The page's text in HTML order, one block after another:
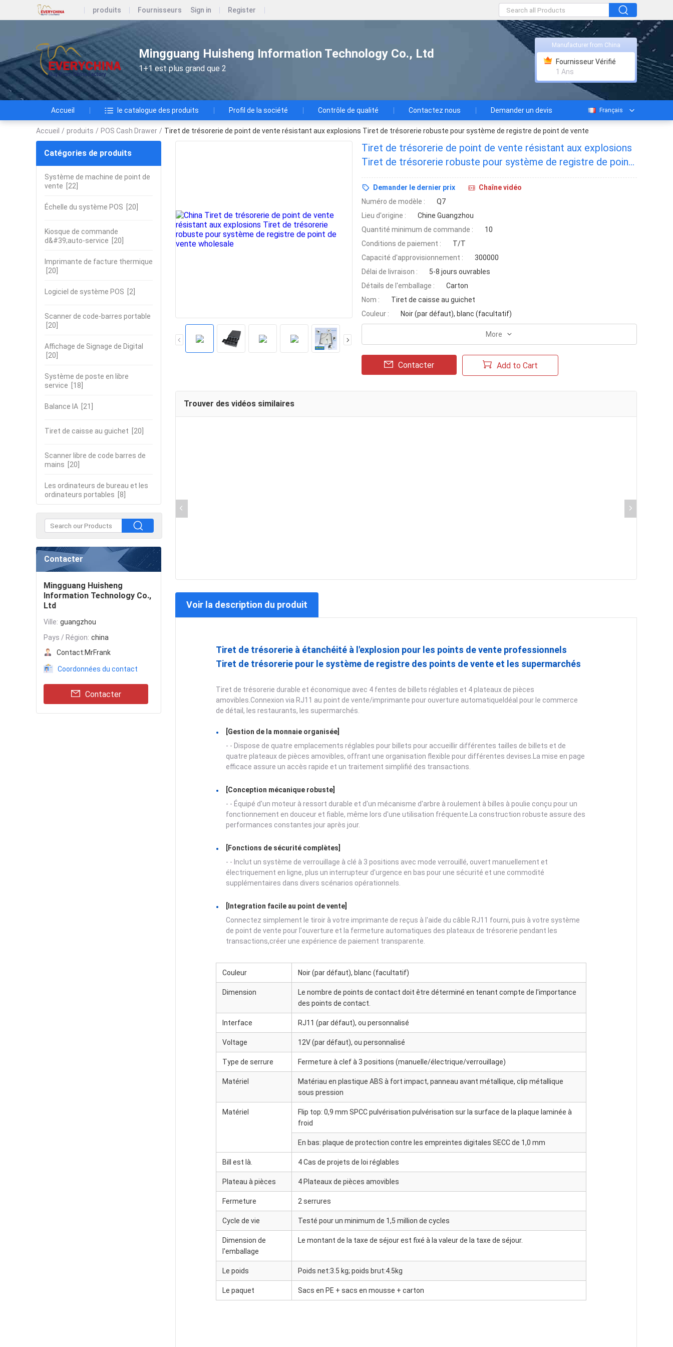
produits Fournisseurs Sign in Register
Mingguang Huisheng Information Technology Co., Ltd
1+1 est plus grand que 2
Manufacturer from China
Fournisseur Vérifié
1 Ans
Accueil le catalogue des produits Profil de la société Contrôle de qualité Contactez nous Demander un devis Français
Accueil / produits / POS Cash Drawer / Tiret de trésorerie de point de vente résistant aux explosions Tiret de trésorerie robuste pour système de registre de point de vente
Catégories de produits
Système de machine de point de
vente [22]
Échelle du système POS [20]
Kiosque de commande
d&#39;auto-service [20]
Imprimante de facture thermique
[20]
Logiciel de système POS [2]
Scanner de code-barres portable
[20]
Affichage de Signage de Digital
[20]
Système de poste en libre
service [18]
Balance IA [21]
Tiret de caisse au guichet [20]
Scanner libre de code barres de
mains [20]
Les ordinateurs de bureau et les
ordinateurs portables [8]
Contacter
Mingguang Huisheng
Information Technology Co.,
Ltd
Ville: guangzhou
Pays / Région: china
Contact:MrFrank
Coordonnées du contact
Contacter
Tiret de trésorerie de point de vente résistant aux explosions
Tiret de trésorerie robuste pour système de registre de point
de vente
Demander le dernier prix
Chaîne vidéo
Numéro de modèle :
Q7
Lieu d'origine :
Chine Guangzhou
Quantité minimum de commande :
10
Conditions de paiement :
T/T
Capacité d'approvisionnement :
300000
Délai de livraison :
5-8 jours ouvrables
Détails de l'emballage :
Carton
Nom :
Tiret de caisse au guichet
Couleur :
Noir (par défaut), blanc (facultatif)
More
Contacter Add to Cart
Trouver des vidéos similaires
Voir la description du produit
Tiret de trésorerie à étanchéité à l'explosion pour les points de vente professionnels
Tiret de trésorerie pour le système de registre des points de vente et les supermarchés
Tiret de trésorerie durable et économique avec 4 fentes de billets réglables et 4 plateaux de pièces
amovibles.Connexion via RJ11 au point de vente/imprimante pour ouverture automatiqueIdéal pour le commerce
de détail, les restaurants, les supermarchés.
[Gestion de la monnaie organisée]
- - Dispose de quatre emplacements réglables pour billets pour accueillir différentes tailles de billets et de
quatre plateaux de pièces amovibles, offrant une organisation flexible pour différentes devises.La mise en page
efficace assure un accès rapide et un traitement simplifié des transactions.
[Conception mécanique robuste]
- - Équipé d'un moteur à ressort durable et d'un mécanisme d'arbre à roulement à billes à poulie conçu pour un
fonctionnement en douceur et fiable, même lors d'une utilisation fréquente.La construction robuste assure des
performances constantes jour après jour.
[Fonctions de sécurité complètes]
- - Inclut un système de verrouillage à clé à 3 positions avec mode verrouillé, ouvert manuellement et
électriquement en ligne, plus un interrupteur d'urgence en bas pour une sécurité et une commodité
supplémentaires dans divers scénarios opérationnels.
[Integration facile au point de vente]
Connectez simplement le tiroir à votre imprimante de reçus à l'aide du câble RJ11 fourni, puis à votre système
de point de vente pour l'ouverture et la fermeture automatiques des plateaux de trésorerie pendant les
transactions,créer une expérience de paiement transparente.
Couleur Noir (par défaut), blanc (facultatif)
Dimension
Le nombre de points de contact doit être déterminé en tenant compte de l'importance
des points de contact.
Interface RJ11 (par défaut), ou personnalisé
Voltage 12V (par défaut), ou personnalisé
Type de serrure Fermeture à clef à 3 positions (manuelle/électrique/verrouillage)
Matériel
Matériau en plastique ABS à fort impact, panneau avant métallique, clip métallique
sous pression
Matériel
Flip top: 0,9 mm SPCC pulvérisation pulvérisation sur la surface de la plaque laminée à
froid
En bas: plaque de protection contre les empreintes digitales SECC de 1,0 mm
Bill est là. 4 Cas de projets de loi réglables
Plateau à pièces 4 Plateaux de pièces amovibles
Fermeture 2 serrures
Cycle de vie Testé pour un minimum de 1,5 million de cycles
Dimension de
l'emballage
Le montant de la taxe de séjour est fixé à la valeur de la taxe de séjour.
Le poids Poids net:3.5 kg; poids brut:4.5kg
Le paquet Sacs en PE + sacs en mousse + carton